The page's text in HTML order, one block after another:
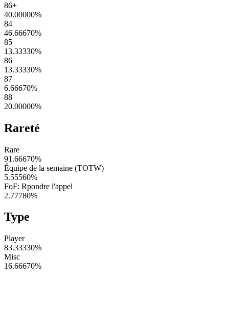
86+
40.00000%
84
46.66670%
85
13.33330%
86
13.33330%
87
6.66670%
88
20.00000%
Rareté
Rare
91.66670%
Équipe de la semaine (TOTW)
5.55560%
FoF: Rpondre l'appel
2.77780%
Type
Player
83.33330%
Misc
16.66670%